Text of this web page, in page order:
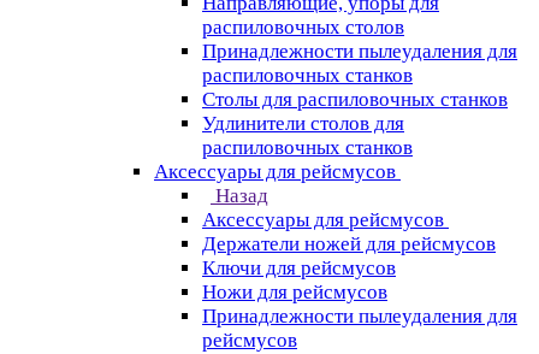
распиловочных столов
Принадлежности пылеудаления для
распиловочных станков
Столы для распиловочных станков
Удлинители столов для
распиловочных станков
Аксессуары для рейсмусов
Назад
Аксессуары для рейсмусов
Держатели ножей для рейсмусов
Ключи для рейсмусов
Ножи для рейсмусов
Принадлежности пылеудаления для
рейсмусов